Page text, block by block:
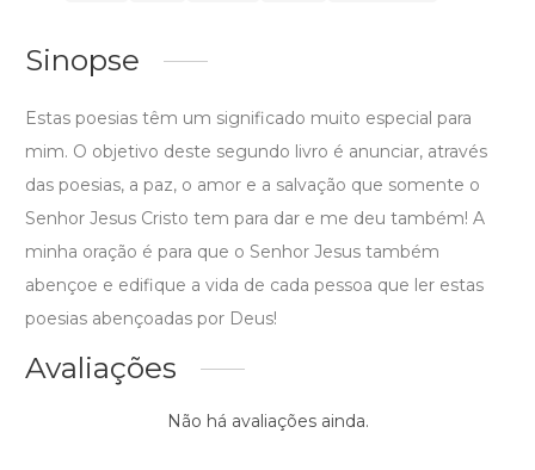
Sinopse
Estas poesias têm um significado muito especial para
mim. O objetivo deste segundo livro é anunciar, através
das poesias, a paz, o amor e a salvação que somente o
Senhor Jesus Cristo tem para dar e me deu também! A
minha oração é para que o Senhor Jesus também
abençoe e edifique a vida de cada pessoa que ler estas
poesias abençoadas por Deus!
Avaliações
Não há avaliações ainda.